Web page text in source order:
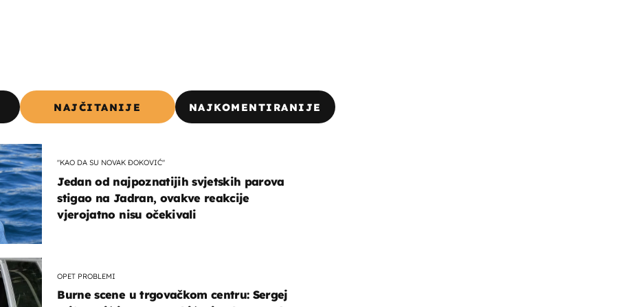
NAJČITANIJE NAJKOMENTIRANIJE
"KAO DA SU NOVAK ĐOKOVIĆ"
Jedan od najpoznatijih svjetskih parova
stigao na Jadran, ovakve reakcije
vjerojatno nisu očekivali
OPET PROBLEMI
Burne scene u trgovačkom centru: Sergej